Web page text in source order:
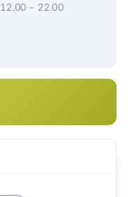
12.00 - 22.00